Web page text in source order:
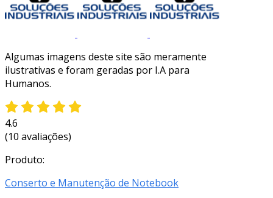
Algumas imagens deste site são meramente
ilustrativas e foram geradas por I.A para
Humanos.
4.6
(10 avaliações)
Produto:
Conserto e Manutenção de Notebook